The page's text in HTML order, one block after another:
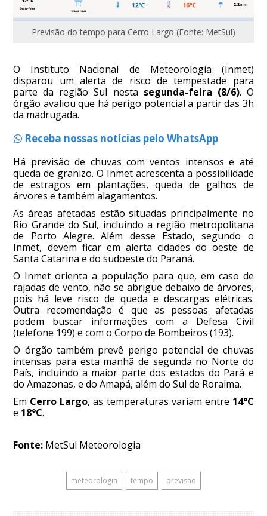
Previsão do tempo para Cerro Largo (Fonte: MetSul)
O Instituto Nacional de Meteorologia (Inmet)
disparou um alerta de risco de tempestade para
parte da região Sul nesta segunda-feira (8/6). O
órgão avaliou que há perigo potencial a partir das 3h
da madrugada.
Receba nossas notícias pelo WhatsApp
Há previsão de chuvas com ventos intensos e até
queda de granizo. O Inmet acrescenta a possibilidade
de estragos em plantações, queda de galhos de
árvores e também alagamentos.
As áreas afetadas estão situadas principalmente no
Rio Grande do Sul, incluindo a região metropolitana
de Porto Alegre. Além desse Estado, segundo o
Inmet, devem ficar em alerta cidades do oeste de
Santa Catarina e do sudoeste do Paraná.
O Inmet orienta a população para que, em caso de
rajadas de vento, não se abrigue debaixo de árvores,
pois há leve risco de queda e descargas elétricas.
Outra recomendação é que as pessoas afetadas
podem buscar informações com a Defesa Civil
(telefone 199) e com o Corpo de Bombeiros (193).
O órgão também prevê perigo potencial de chuvas
intensas para esta manhã de segunda no Norte do
País, incluindo a maior parte dos estados do Pará e
do Amazonas, e do Amapá, além do Sul de Roraima.
Em Cerro Largo, as temperaturas variam entre 14°C
e 18°C.
Fonte: MetSul Meteorologia
meteorologia tempo previsão